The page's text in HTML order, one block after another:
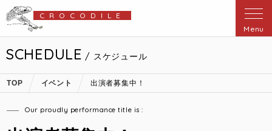
CROCODILE
Menu
SCHEDULE / スケジュール
TOP イベント 出演者募集中！
Our proudly performance title is :